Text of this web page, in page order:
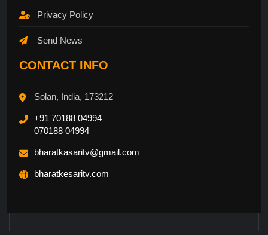
Privacy Policy
Send News
CONTACT INFO
Solan, India, 173212
+91 70188 04994
070188 04994
bharatkasaritv@gmail.com
bharatkesaritv.com